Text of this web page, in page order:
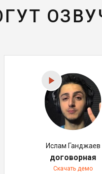
Ислам Ганджаев
договорная
Скачать демо